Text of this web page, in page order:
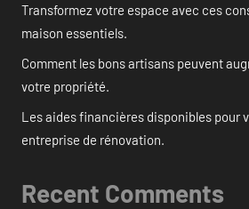
Transformez votre espace avec ces
maison essentiels.
Comment les bons artisans peuvent
votre propriété.
Les aides financières disponibles pour
entreprise de rénovation.
Recent Comments